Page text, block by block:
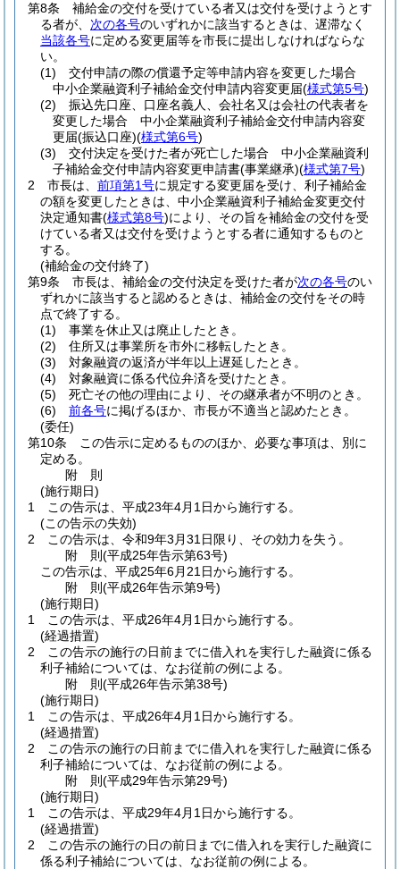
第8条
補給金の交付を受けている者又は交付を受けようとす
る者が、 次の各号のいずれかに該当するときは、遅滞なく
当該各号に定める変更届等を市長に提出しなければならな
い。
(1)
交付申請の際の償還予定等申請内容を変更した場合
中小企業融資利子補給金交付申請内容変更届(様式第5号)
(2)
振込先口座、口座名義人、会社名又は会社の代表者を
変更した場合 中小企業融資利子補給金交付申請内容変
更届(振込口座)(様式第6号)
(3)
交付決定を受けた者が死亡した場合 中小企業融資利
子補給金交付申請内容変更申請書(事業継承)(様式第7号)
2
市長は、 前項第1号に規定する変更届を受け、利子補給金
の額を変更したときは、中小企業融資利子補給金変更交付
決定通知書(様式第8号)により、その旨を補給金の交付を受
けている者又は交付を受けようとする者に通知するものと
する。
(補給金の交付終了)
第9条
市長は、補給金の交付決定を受けた者が次の各号のい
ずれかに該当すると認めるときは、補給金の交付をその時
点で終了する。
(1)
事業を休止又は廃止したとき。
(2)
住所又は事業所を市外に移転したとき。
(3)
対象融資の返済が半年以上遅延したとき。
(4)
対象融資に係る代位弁済を受けたとき。
(5)
死亡その他の理由により、その継承者が不明のとき。
(6)
前各号に掲げるほか、市長が不適当と認めたとき。
(委任)
第10条
この告示に定めるもののほか、必要な事項は、別に
定める。
附 則
(施行期日)
1
この告示は、平成23年4月1日から施行する。
(この告示の失効)
2
この告示は、令和9年3月31日限り、その効力を失う。
附 則(平成25年告示第63号)
この告示は、平成25年6月21日から施行する。
附 則(平成26年告示第9号)
(施行期日)
1
この告示は、平成26年4月1日から施行する。
(経過措置)
2
この告示の施行の日前までに借入れを実行した融資に係る
利子補給については、なお従前の例による。
附 則(平成26年告示第38号)
(施行期日)
1
この告示は、平成26年4月1日から施行する。
(経過措置)
2
この告示の施行の日前までに借入れを実行した融資に係る
利子補給については、なお従前の例による。
附 則(平成29年告示第29号)
(施行期日)
1
この告示は、平成29年4月1日から施行する。
(経過措置)
2
この告示の施行の日の前日までに借入れを実行した融資に
係る利子補給については、なお従前の例による。